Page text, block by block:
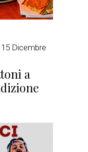
15 Dicembre
a